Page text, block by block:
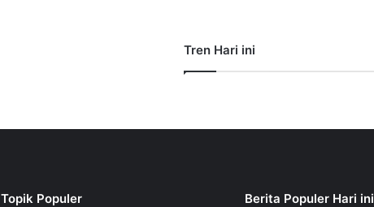
Tren Hari ini
Topik Populer Berita Populer Hari ini